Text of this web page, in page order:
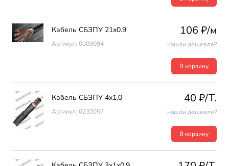
Кабель СБЗПУ 21х0.9
Артикул: 0009094
106 ₽/м
нашли дешевле?
В корзину
Кабель СБЗПУ 4х1.0
Артикул: 0232057
40 ₽/T.
нашли дешевле?
В корзину